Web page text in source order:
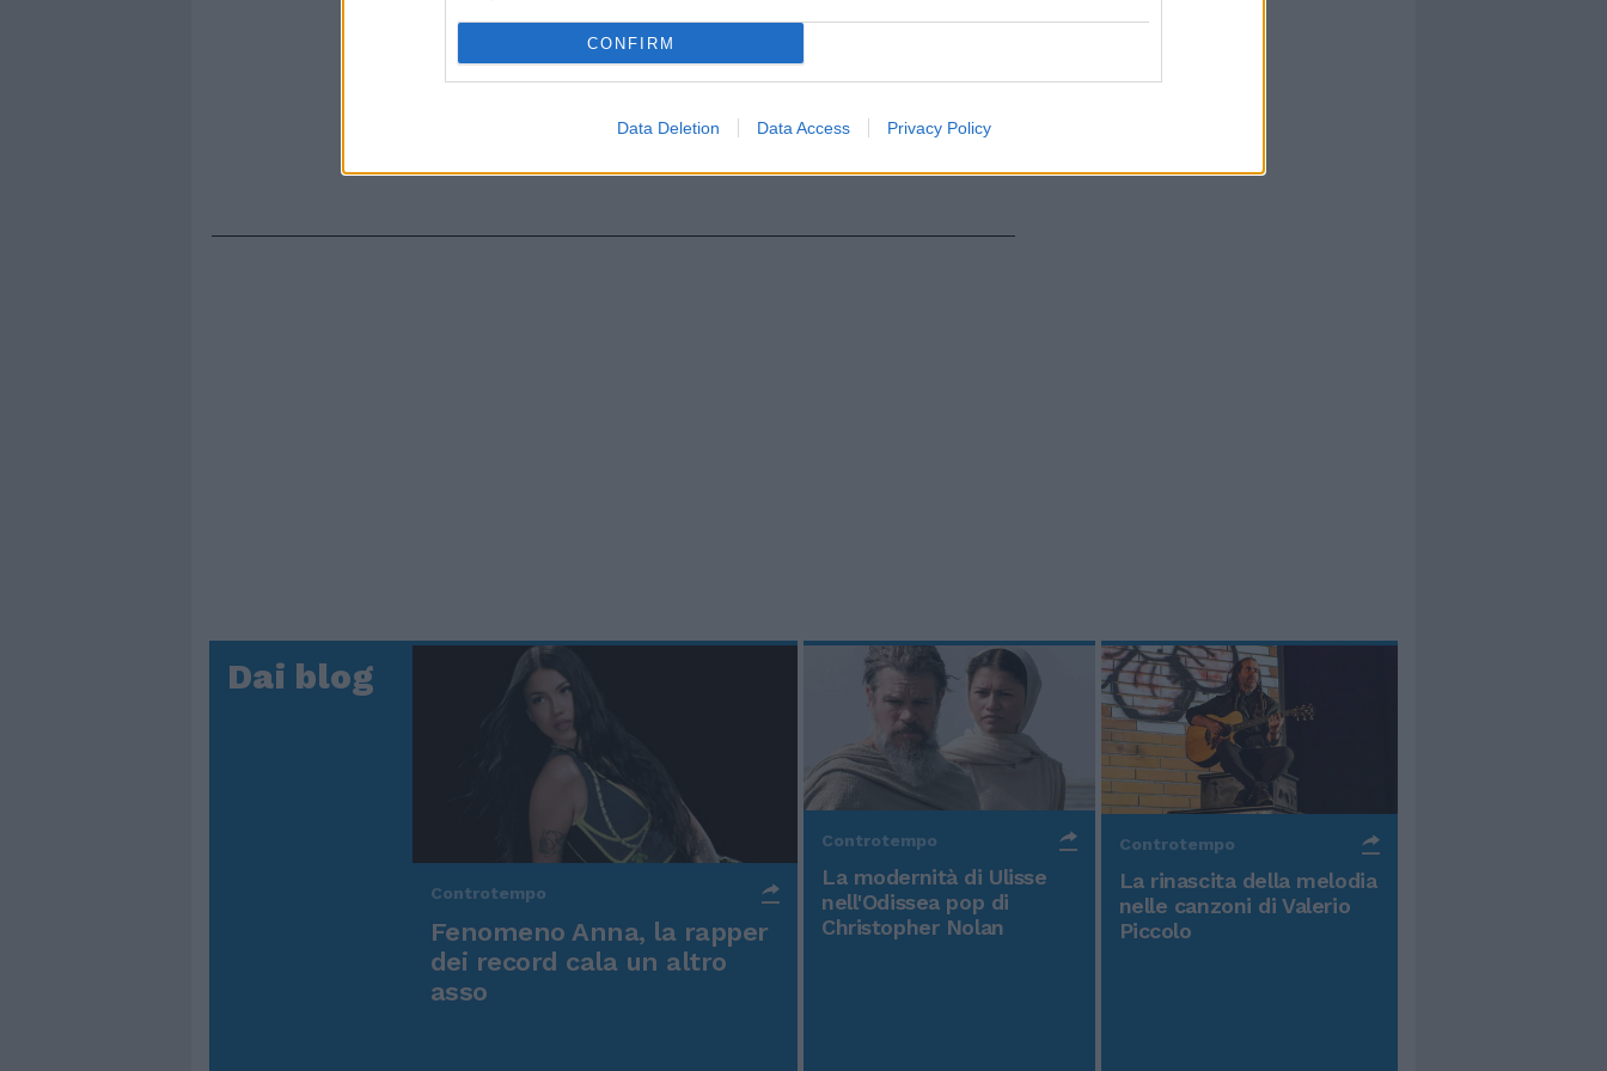
CONFIRM
Data Deletion Data Access Privacy Policy
Dai blog
Controtempo
Fenomeno Anna, la rapper
dei record cala un altro
asso
Controtempo
La modernità di Ulisse
nell'Odissea pop di
Christopher Nolan
Controtempo
La rinascita della melodia
nelle canzoni di Valerio
Piccolo